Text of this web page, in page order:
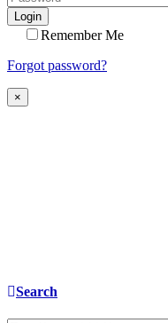
Login
Remember Me
Forgot password?
×
Search